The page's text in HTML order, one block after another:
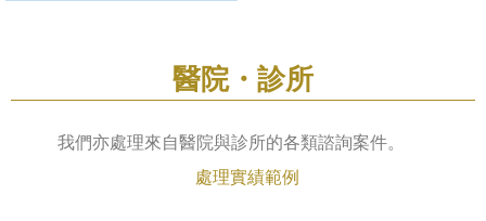
醫院・診所
我們亦處理來自醫院與診所的各類諮詢案件。
處理實績範例